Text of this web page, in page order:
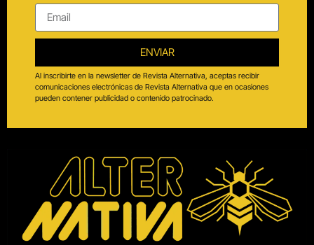
ENVIAR
Al inscribirte en la newsletter de Revista Alternativa, aceptas recibir
comunicaciones electrónicas de Revista Alternativa que en ocasiones
pueden contener publicidad o contenido patrocinado.